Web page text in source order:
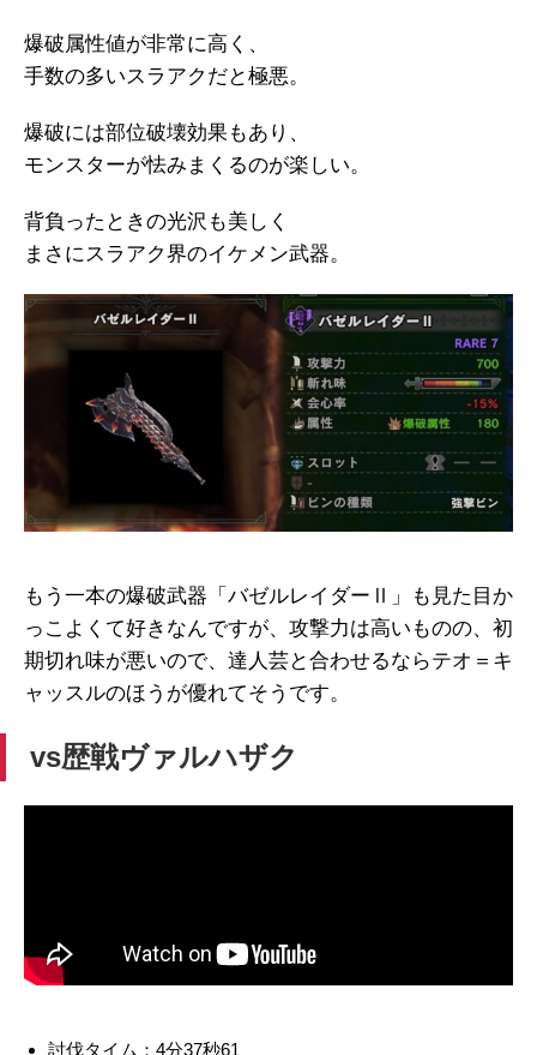
爆破属性値が非常に高く、
手数の多いスラアクだと極悪。
爆破には部位破壊効果もあり、
モンスターが怯みまくるのが楽しい。
背負ったときの光沢も美しく
まさにスラアク界のイケメン武器。
もう一本の爆破武器「バゼルレイダーⅡ」も見た目か
っこよくて好きなんですが、攻撃力は高いものの、初
期切れ味が悪いので、達人芸と合わせるならテオ＝キ
ャッスルのほうが優れてそうです。
vs歴戦ヴァルハザク
討伐タイム：4分37秒61